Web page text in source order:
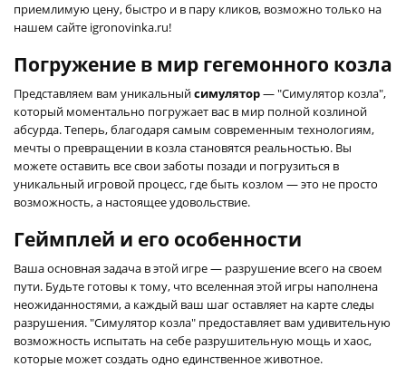
приемлимую цену, быстро и в пару кликов, возможно только на
нашем сайте igronovinka.ru!
Погружение в мир гегемонного козла
Представляем вам уникальныйсимулятор— "Симулятор козла",
который моментально погружает вас в мир полной козлиной
абсурда. Теперь, благодаря самым современным технологиям,
мечты о превращении в козла становятся реальностью. Вы
можете оставить все свои заботы позади и погрузиться в
уникальный игровой процесс, где быть козлом — это не просто
возможность, а настоящее удовольствие.
Геймплей и его особенности
Ваша основная задача в этой игре — разрушение всего на своем
пути. Будьте готовы к тому, что вселенная этой игры наполнена
неожиданностями, а каждый ваш шаг оставляет на карте следы
разрушения. "Симулятор козла" предоставляет вам удивительную
возможность испытать на себе разрушительную мощь и хаос,
которые может создать одно единственное животное.